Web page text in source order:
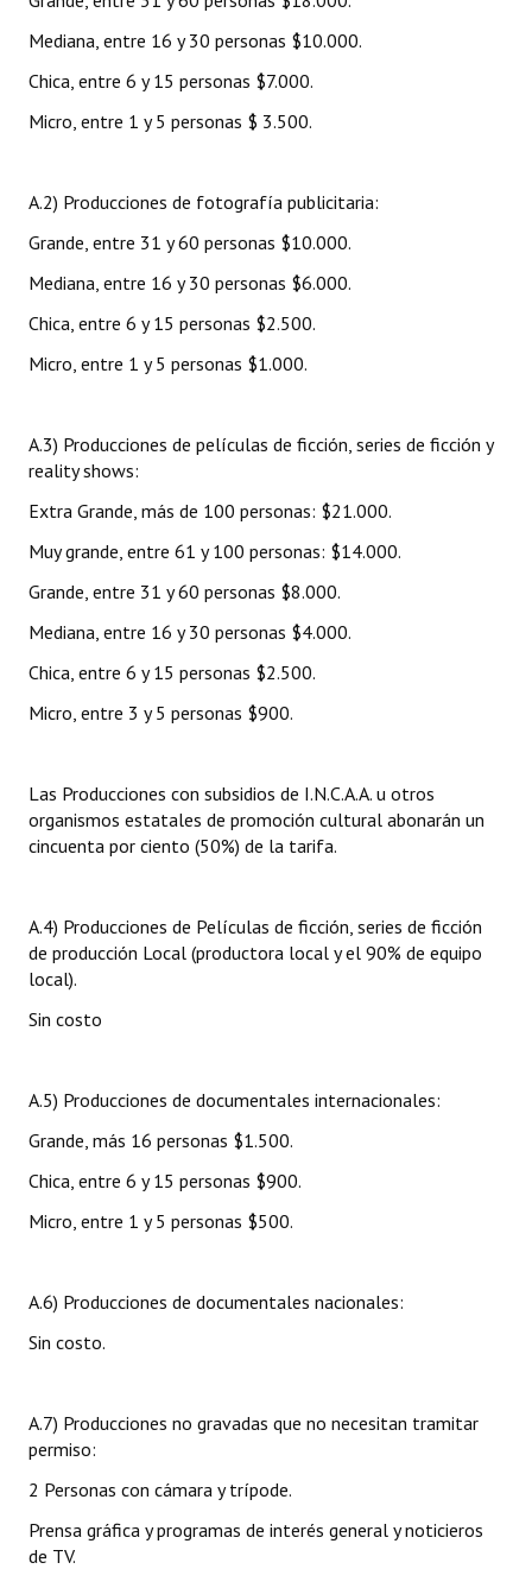
Mediana, entre 16 y 30 personas $10.000.
Chica, entre 6 y 15 personas $7.000.
Micro, entre 1 y 5 personas $ 3.500.
A.2) Producciones de fotografía publicitaria:
Grande, entre 31 y 60 personas $10.000.
Mediana, entre 16 y 30 personas $6.000.
Chica, entre 6 y 15 personas $2.500.
Micro, entre 1 y 5 personas $1.000.
A.3) Producciones de películas de ficción, series de ficción y
reality shows:
Extra Grande, más de 100 personas: $21.000.
Muy grande, entre 61 y 100 personas: $14.000.
Grande, entre 31 y 60 personas $8.000.
Mediana, entre 16 y 30 personas $4.000.
Chica, entre 6 y 15 personas $2.500.
Micro, entre 3 y 5 personas $900.
Las Producciones con subsidios de I.N.C.A.A. u otros
organismos estatales de promoción cultural abonarán un
cincuenta por ciento (50%) de la tarifa.
A.4) Producciones de Películas de ficción, series de ficción
de producción Local (productora local y el 90% de equipo
local).
Sin costo
A.5) Producciones de documentales internacionales:
Grande, más 16 personas $1.500.
Chica, entre 6 y 15 personas $900.
Micro, entre 1 y 5 personas $500.
A.6) Producciones de documentales nacionales:
Sin costo.
A.7) Producciones no gravadas que no necesitan tramitar
permiso:
2 Personas con cámara y trípode.
Prensa gráfica y programas de interés general y noticieros
de TV.